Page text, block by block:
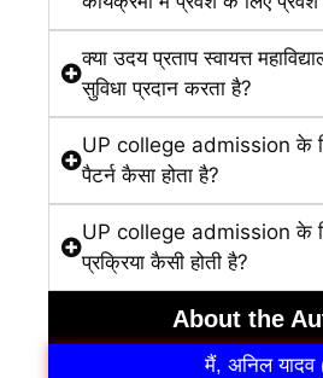
क्या उदय प्रताप स्वायत्त
सुविधा प्रदान करता है?
UP college admission के
पैटर्न कैसा होता है?
UP college admission के
प्रक्रिया कैसी होती है?
About the
मैं, अनिल